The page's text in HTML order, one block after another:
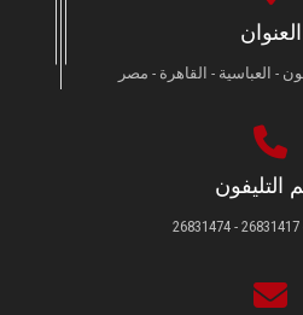
العنوان
- العباسية - القاهرة - مصر
التليفون